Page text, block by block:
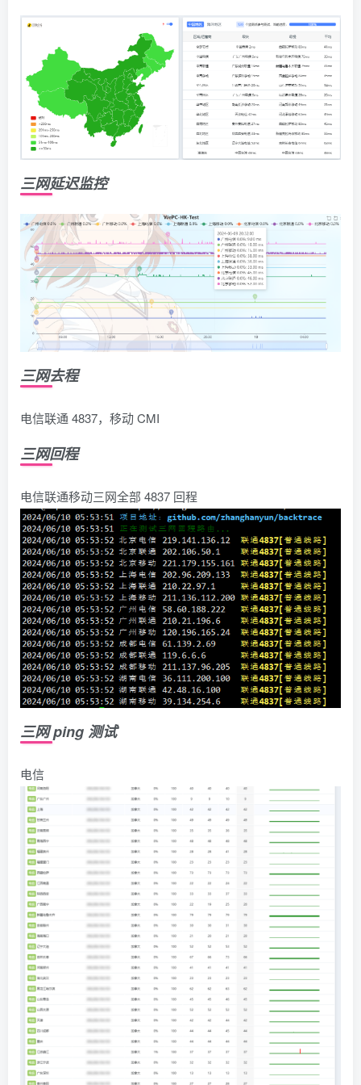
三网延迟监控
三网去程
电信联通 4837，移动 CMI
三网回程
电信联通移动三网全部 4837 回程
三网 ping 测试
电信